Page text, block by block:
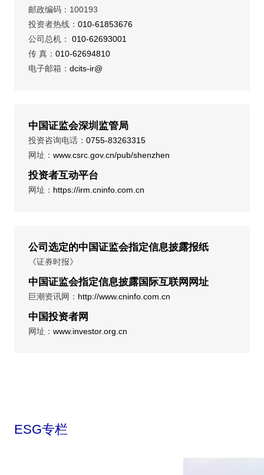
邮政编码：100193
投资者热线： 010-61853676
公司总机： 010-62693001
传 真： 010-62694810
电子邮箱： dcits-ir@
中国证监会深圳监管局
投资咨询电话： 0755-83263315
网址： www.csrc.gov.cn/pub/shenzhen
投资者互动平台
网址： https://irm.cninfo.com.cn
公司选定的中国证监会指定信息披露报纸
《证券时报》
中国证监会指定信息披露国际互联网网址
巨潮资讯网： http://www.cninfo.com.cn
中国投资者网
网址： www.investor.org.cn
ESG专栏